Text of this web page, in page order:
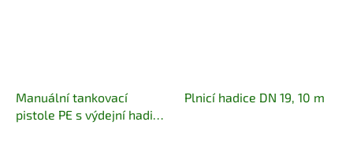
Manuální tankovací
pistole PE s výdejní hadicí
Plnicí hadice DN 19, 10 m